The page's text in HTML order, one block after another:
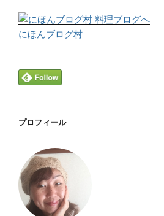
にほんブログ村
プロフィール